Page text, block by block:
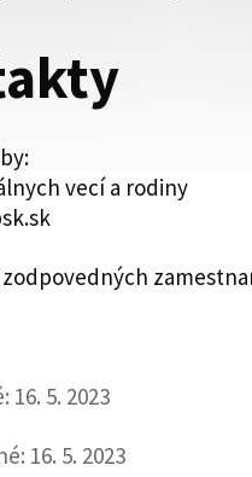
vecí a rodiny
16. 5. 2023
16. 5. 2023